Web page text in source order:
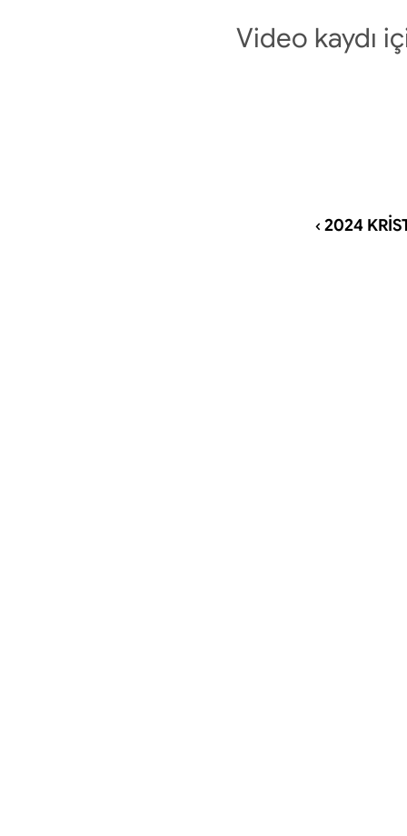
Video kaydı
‹ 2024